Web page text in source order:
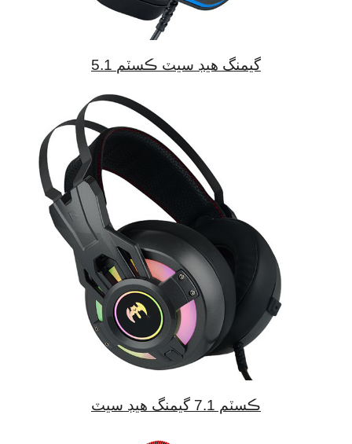
5.1 گيمنگ هيڊ سيٽ ڪسٽم
ڪسٽم 7.1 گيمنگ هيڊ سيٽ